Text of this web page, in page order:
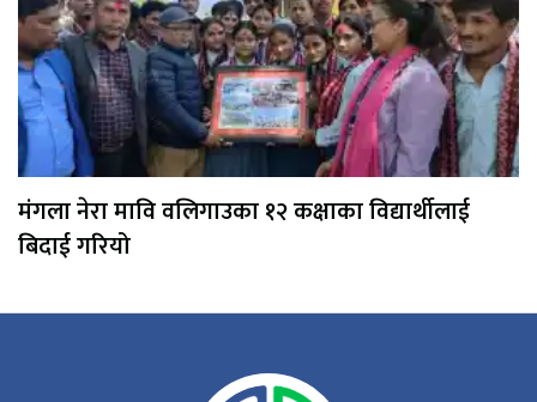
मंगला नेरा मावि वलिगाउका १२ कक्षाका विद्यार्थीलाई
बिदाई गरियो